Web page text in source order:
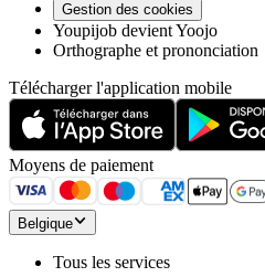
Gestion des cookies
Youpijob devient Yoojo
Orthographe et prononciation
Télécharger l'application mobile
Moyens de paiement
Belgique
Tous les services